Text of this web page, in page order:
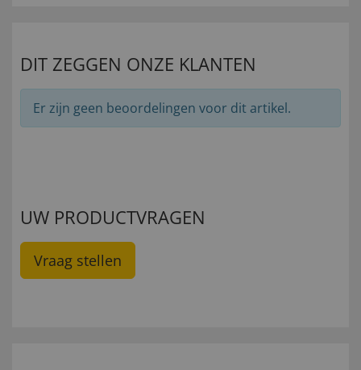
DIT ZEGGEN ONZE KLANTEN
Er zijn geen beoordelingen voor dit artikel.
UW PRODUCTVRAGEN
Vraag stellen